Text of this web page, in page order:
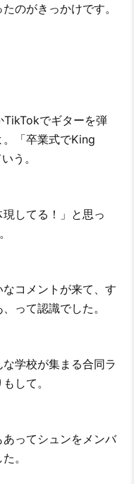
のがきっかけです。
TikTokでギターを弾
「卒業式でKing
う。
してる！」と思っ
なコメントが来て、す
って認識でした。
学校が集まる合同ラ
して。
ってシュンをメンバ
。